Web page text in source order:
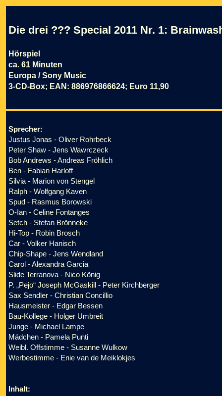
Die drei ??? Special 2011 Nr. 1:
Hörspiel
ca. 61 Minuten
Europa / Sony Music
3-CD-Box; EAN: 886976866624; Euro 11,90
Sprecher:
Justus Jonas - Oliver Rohrbeck
Peter Shaw - Jens Wawrczeck
Bob Andrews - Andreas Fröhlich
Ben - Fabian Harloff
Silvia - Marion von Stengel
Ralph - Wolfgang Kaven
Spud - Rasmus Borowski
O-Ian - Celine Fontanges
Setch - Stefan Brönneke
Hi-Top - Robin Brosch
Car - Volker Hanisch
Chip-Shape - Jens Wendland
Carol - Alexandra Garcia
Slide Terranova - Nico König
P. „Pejo“ Joseph McGaskill - Peter Kirchberger
Sax Sendler - Christian Concillio
Hausmeister - Edgar Bessen
Bau-Kollege - Holger Umbreit
Junge - Michael Lampe
Mädchen - Pamela Punti
Weibl. Offstimme - Susanne Wulkow
Werbestimme - Enie van de Meiklokjes
Inhalt: